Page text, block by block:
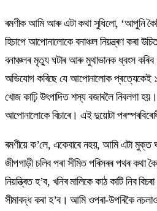
ৰমণীক আমি আৰু এটা কথা সুধিলো, ‘আপুনি
হিচাপে আপোনালোকে বনাঞ্চল নিয়ন্ত্ৰণ কৰা
বনাঞ্চলৰ মৃত্যু ঘটাৰ আৰু মুথাভানক ধ্বংস
অভিযোগ কৰিছে যে আপোনালোক প্ৰত্যেকেই
খোজ কাঢ়ি উৎপাদিত শস্য বজাৰলৈ নিবলগা
আপোনালোকে বিচাৰে। এই দুয়োটা
ৰমণীয়ে ক’লে, একেবাৰে নহয়, আমি এটা মুক্ত
জীপগাড়ী চলিব পৰা সীমিত পৰিসৰৰ পথৰ কথা
নিয়ন্ত্ৰিত হ’ব, খনিৰ মালিকে কাঠ কাটি নিব
সীমাবদ্ধ কৰা হ’ব। আমি ওপৰা-উপৰিকৈ